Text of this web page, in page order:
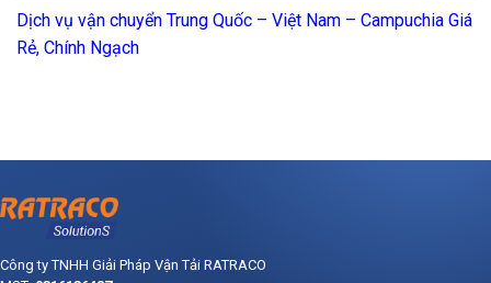
Dịch vụ vận chuyển Trung Quốc – Việt Nam – Campuchia Giá
Rẻ, Chính Ngạch
Công ty TNHH Giải Pháp Vận Tải RATRACO